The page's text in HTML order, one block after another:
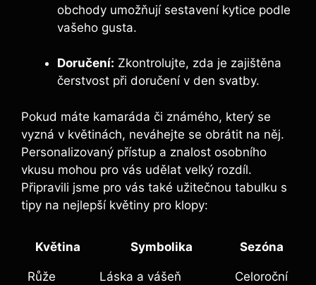
obchody umožňují sestavení kytice podle
vašeho gusta.
Doručení: Zkontrolujte, zda je zajištěna
čerstvost při doručení v den svatby.
Pokud máte kamaráda či známého, který se
vyzná v květinách, neváhejte se obrátit na něj.
Personalizovaný přístup a znalost osobního
vkusu mohou pro vás udělat velký rozdíl.
Připravili jsme pro vás také užitečnou tabulku s
tipy na nejlepší květiny pro klopy:
Květina Symbolika Sezóna
Růže Láska a vášeň Celoroční